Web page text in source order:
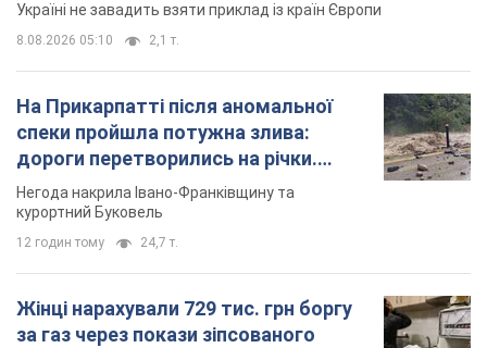
Україні не завадить взяти приклад із країн Європи
8.08.2026 05:10 2,1 т.
На Прикарпатті після аномальної
спеки пройшла потужна злива:
дороги перетворились на річки.
Відео
Негода накрила Івано-Франківщину та
курортний Буковель
12 годин тому 24,7 т.
Жінці нарахували 729 тис. грн боргу
за газ через покази зіпсованого